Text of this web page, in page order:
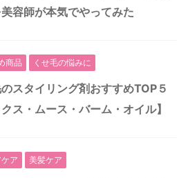
容師が本気でやってみた
商品 くせ毛の悩みに
のスタイリング剤おすすめTOP５
クス・ムース・バーム・オイル】
ア 美髪ケア